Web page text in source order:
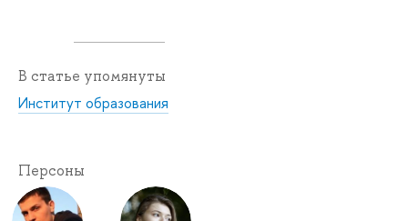
В статье упомянуты
Институт образования
Персоны